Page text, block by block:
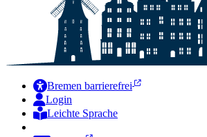
Bremen barrierefrei
Login
Leichte Sprache